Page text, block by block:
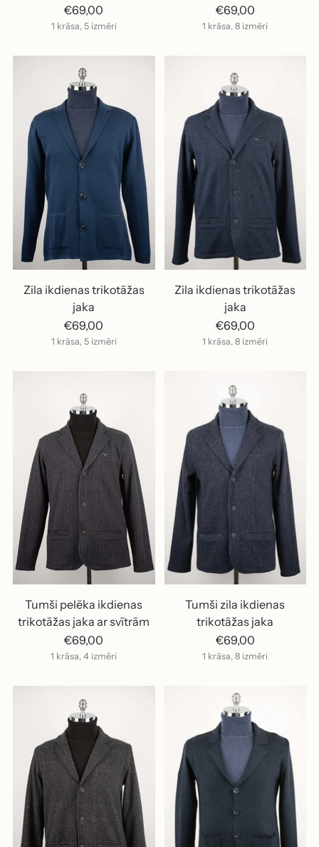
€69,00
1 krāsa, 5 izmēri
€69,00
1 krāsa, 8 izmēri
Zila ikdienas trikotāžas
jaka
€69,00
1 krāsa, 5 izmēri
Zila ikdienas trikotāžas
jaka
€69,00
1 krāsa, 8 izmēri
Tumši pelēka ikdienas
trikotāžas jaka ar svītrām
€69,00
1 krāsa, 4 izmēri
Tumši zila ikdienas
trikotāžas jaka
€69,00
1 krāsa, 8 izmēri